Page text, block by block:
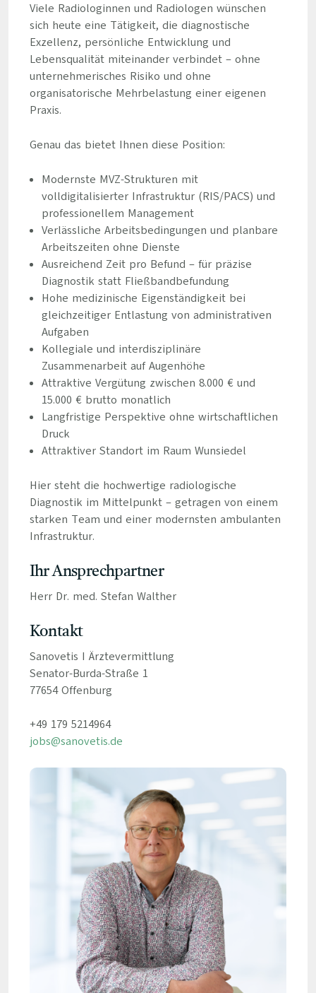
Viele Radiologinnen und Radiologen wünschen
sich heute eine Tätigkeit, die diagnostische
Exzellenz, persönliche Entwicklung und
Lebensqualität miteinander verbindet – ohne
unternehmerisches Risiko und ohne
organisatorische Mehrbelastung einer eigenen
Praxis.
Genau das bietet Ihnen diese Position:
Modernste MVZ-Strukturen mit
volldigitalisierter Infrastruktur (RIS/PACS) und
professionellem Management
Verlässliche Arbeitsbedingungen und planbare
Arbeitszeiten ohne Dienste
Ausreichend Zeit pro Befund – für präzise
Diagnostik statt Fließbandbefundung
Hohe medizinische Eigenständigkeit bei
gleichzeitiger Entlastung von administrativen
Aufgaben
Kollegiale und interdisziplinäre
Zusammenarbeit auf Augenhöhe
Attraktive Vergütung zwischen 8.000 € und
15.000 € brutto monatlich
Langfristige Perspektive ohne wirtschaftlichen
Druck
Attraktiver Standort im Raum Wunsiedel
Hier steht die hochwertige radiologische
Diagnostik im Mittelpunkt – getragen von einem
starken Team und einer modernsten ambulanten
Infrastruktur.
Ihr Ansprechpartner
Herr Dr. med. Stefan Walther
Kontakt
Sanovetis I Ärztevermittlung
Senator-Burda-Straße 1
77654 Offenburg
+49 179 5214964
jobs@sanovetis.de